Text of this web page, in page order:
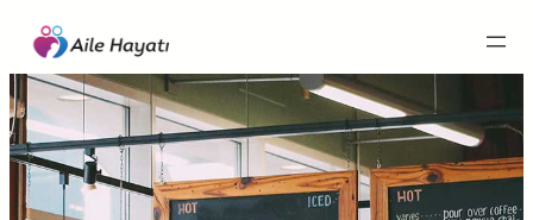
İçeriğe
geç